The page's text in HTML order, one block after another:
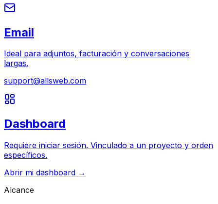
Email
Ideal para adjuntos, facturación y conversaciones
largas.
support@allsweb.com
Dashboard
Requiere iniciar sesión. Vinculado a un proyecto y orden
específicos.
Abrir mi dashboard →
Alcance